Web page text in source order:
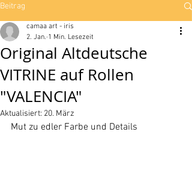
Beitrag
Original Altdeutsche
VITRINE auf Rollen
"VALENCIA"
camaa art - iris
2. Jan. 1 Min. Lesezeit
Aktualisiert: 20. März
Mut zu edler Farbe und Details